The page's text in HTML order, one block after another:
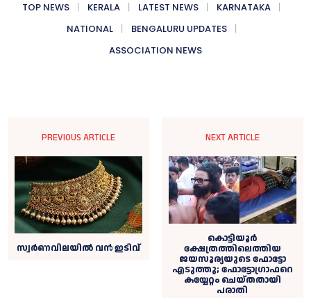
TOP NEWS KERALA LATEST NEWS
KARNATAKA
NATIONAL
BENGALURU UPDATES
ASSOCIATION NEWS
PREVIOUS ARTICLE
സ്വർണവിലയിൽ വൻ ഇടിവ്
NEXT ARTICLE
കൊട്ടിയൂര്‍
ക്ഷേത്രത്തിലെത്തിയ
ജയസൂര്യയുടെ ഫോട്ടോ
എടുത്തു; ഫോട്ടോഗ്രാഫറെ
കയ്യേറ്റം ചെയ്തതായി
പരാതി